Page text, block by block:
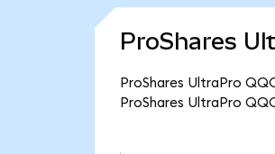
ProShares
ProShares UltraPro
ProShares UltraPro